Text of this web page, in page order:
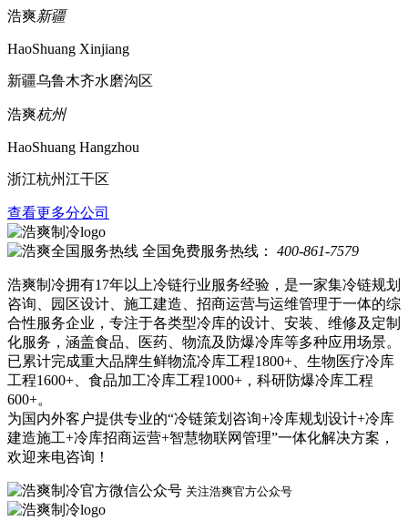
浩爽新疆
HaoShuang Xinjiang
新疆乌鲁木齐水磨沟区
浩爽杭州
HaoShuang Hangzhou
浙江杭州江干区
查看更多分公司
全国免费服务热线： 400-861-7579
浩爽制冷拥有17年以上冷链行业服务经验，是一家集冷链规划
咨询、园区设计、施工建造、招商运营与运维管理于一体的综
合性服务企业，专注于各类型冷库的设计、安装、维修及定制
化服务，涵盖食品、医药、物流及防爆冷库等多种应用场景。
已累计完成重大品牌生鲜物流冷库工程1800+、生物医疗冷库
工程1600+、食品加工冷库工程1000+，科研防爆冷库工程
600+。
为国内外客户提供专业的“冷链策划咨询+冷库规划设计+冷库
建造施工+冷库招商运营+智慧物联网管理”一体化解决方案，
欢迎来电咨询！
关注浩爽官方公众号